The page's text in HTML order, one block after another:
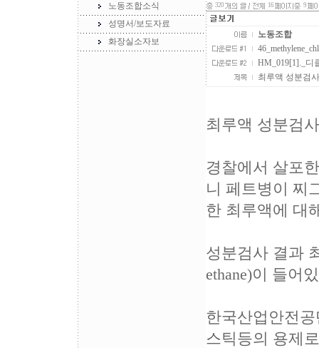
노동조합소식
성명서/보도자료
화장실소자보
320 16 9
노동조합
HM_019[1]._디
최루액 성분검
최루액 성분검
경찰에서 살포
니 페트병이 찌
한 최루액에 대
성분검사 결과
ethane)이 들어
한국산업안전
스틱등의 용제